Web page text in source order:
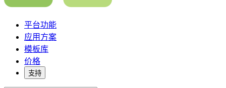
平台功能
应用方案
模板库
价格
支持